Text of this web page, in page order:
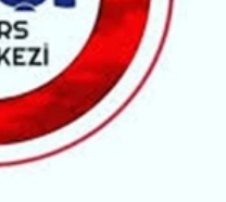
Barikat ve Mor
Ticaret ve
Başkanı Mehmet
ABONE OL